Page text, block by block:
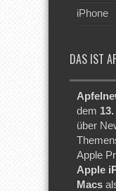
iPhone
DAS IST
dem
über
Apple
Apple
Macs